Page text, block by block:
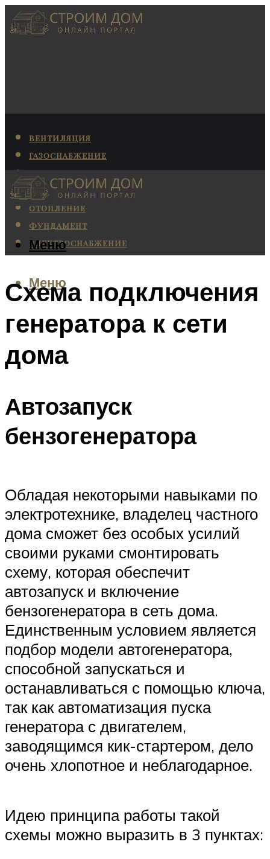
ВЕНТИЛЯЦИЯ
ГАЗОСНАБЖЕНИЕ
КАНАЛИЗАЦИЯ
КОНДИЦИОНИРОВАНИЕ
ОТОПЛЕНИЕ
ФУНДАМЕНТ
ЭЛЕКТРОСНАБЖЕНИЕ
Меню
Меню
Схема подключения
генератора к сети
дома
Автозапуск
бензогенератора
Обладая некоторыми навыками по
электротехнике, владелец частного
дома сможет без особых усилий
своими руками смонтировать
схему, которая обеспечит
автозапуск и включение
бензогенератора в сеть дома.
Единственным условием является
подбор модели автогенератора,
способной запускаться и
останавливаться с помощью ключа,
так как автоматизация пуска
генератора с двигателем,
заводящимся кик-стартером, дело
очень хлопотное и неблагодарное.
Идею принципа работы такой
схемы можно выразить в 3 пунктах: